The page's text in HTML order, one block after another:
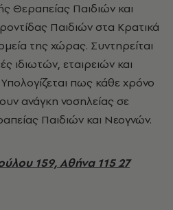
Θεραπείας Παιδιών και
Παιδιών στα Κρατικά
της χώρας. Συντηρείται
ιδιωτών, εταιρειών και
πως κάθε χρόνο
ανάγκη νοσηλείας σε
Παιδιών και Νεογνών.
159, Αθήνα 115 27